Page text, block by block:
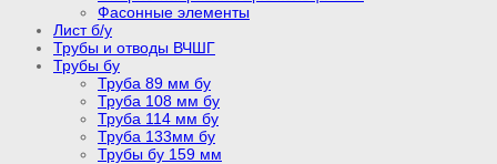
Фасонные элементы
Лист б/у
Трубы и отводы ВЧШГ
Трубы бу
Труба 89 мм бу
Труба 108 мм бу
Труба 114 мм бу
Труба 133мм бу
Трубы бу 159 мм